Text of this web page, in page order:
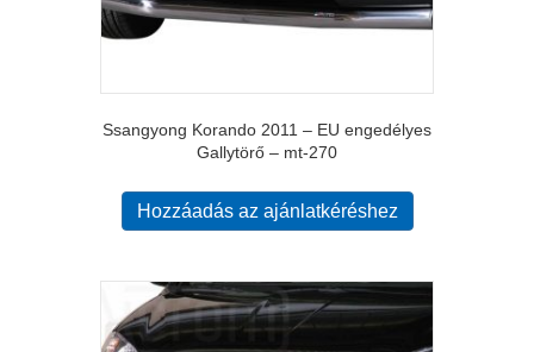
Ssangyong Korando 2011 – EU engedélyes
Gallytörő – mt-270
Hozzáadás az ajánlatkéréshez